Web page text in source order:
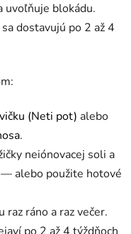
uvoľňuje blokádu.
dostavujú po 2 až 4
(Neti pot) alebo
.
neiónovacej soli a
alebo použite hotové
raz ráno a raz večer.